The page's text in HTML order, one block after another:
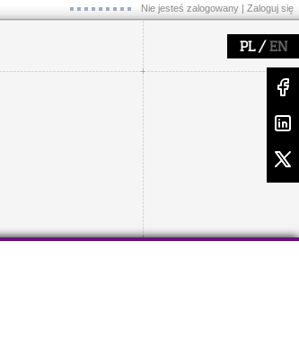
Nie jesteś zalogowany | Zaloguj się
PL/ EN